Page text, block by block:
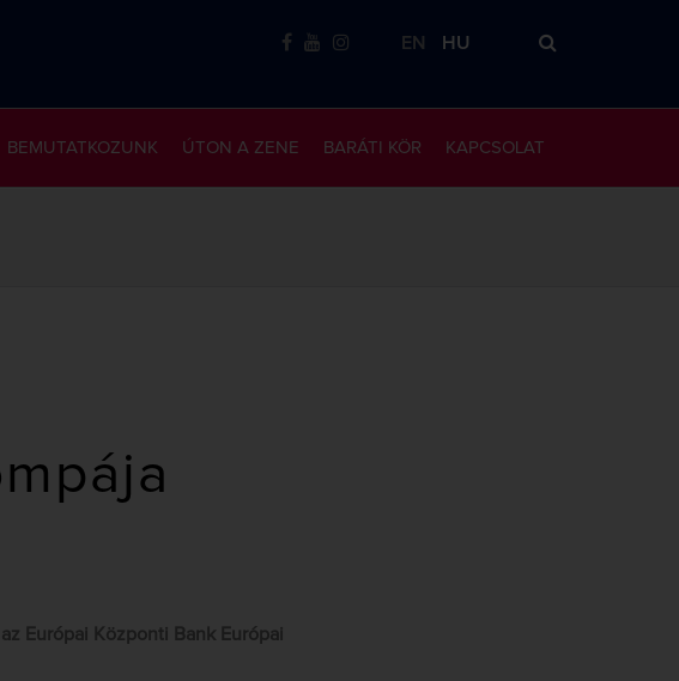
EN HU
KAPCSOLAT
BARÁTI KÖR
ÚTON A ZENE
BEMUTATKOZUNK
Európai Központi Bank Európai